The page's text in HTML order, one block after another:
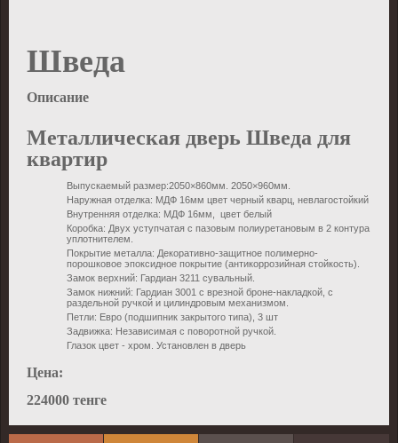
Шведа
Описание
Металлическая дверь Шведа для
квартир
Выпускаемый размер:2050×860мм. 2050×960мм.
Наружная отделка: МДФ 16мм цвет черный кварц, невлагостойкий
Внутренняя отделка: МДФ 16мм, цвет белый
Коробка: Двух уступчатая с пазовым полиуретановым в 2 контура
уплотнителем.
Покрытие металла: Декоративно-защитное полимерно-
порошковое эпоксидное покрытие (антикоррозийная стойкость).
Замок верхний: Гардиан 3211 сувальный.
Замок нижний: Гардиан 3001 с врезной броне-накладкой, с
раздельной ручкой и цилиндровым механизмом.
Петли: Евро (подшипник закрытого типа), 3 шт
Задвижка: Независимая с поворотной ручкой.
Глазок цвет - хром. Установлен в дверь
Цена:
224000 тенге